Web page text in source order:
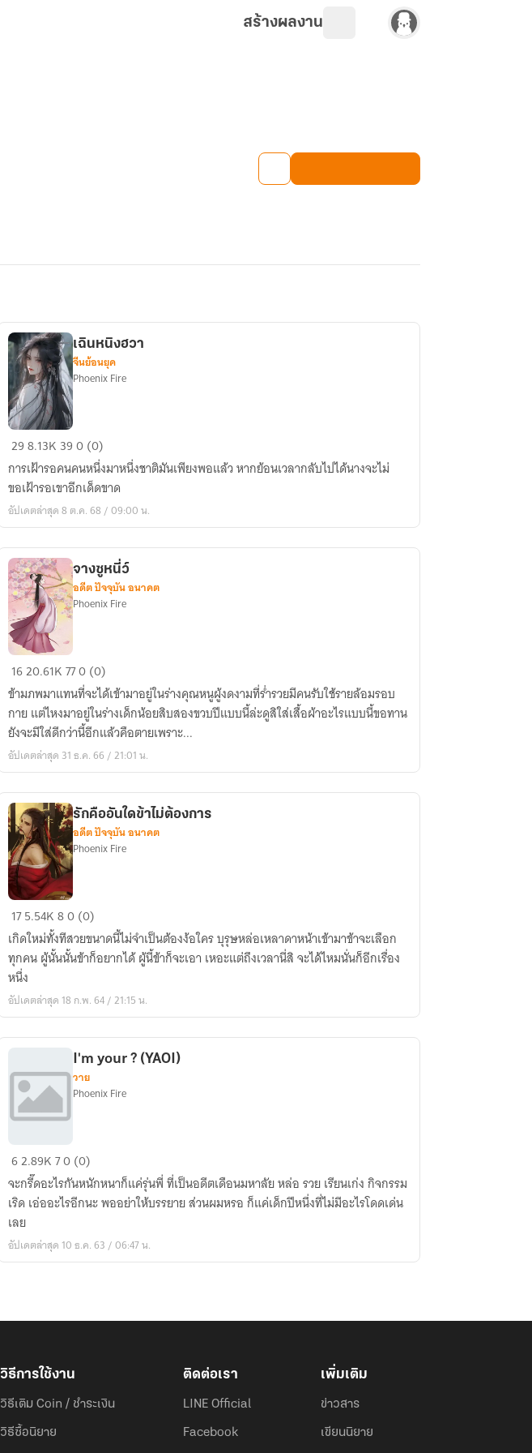
สร้างผลงาน
เฉิน
หนิงฮ
วา
เฉินหนิงฮวา
จีนย้อนยุค
Phoenix Fire
298.13K 390 (0)
การเฝ้ารอคนคนหนึ่งมาหนึ่งชาติมันเพียงพอแล้ว หากย้อนเวลากลับไปได้นางจะไม่
ขอเฝ้ารอเขาอีกเด็ดขาด
อัปเดตล่าสุด 8 ต.ค. 68 / 09:00 น.
จาง
ซู
หนี่
ว์
จางซูหนี่ว์
อดีต ปัจจุบัน อนาคต
Phoenix Fire
1620.61K770 (0)
ข้ามภพมาแทนที่จะได้เข้ามาอยู่ในร่างคุณหนูผู้งดงามที่ร่ำรวยมีคนรับใช้รายล้อมรอบ
กาย แต่ไหงมาอยู่ในร่างเด็กน้อยสิบสองขวบปีแบบนี้ล่ะดูสิใส่เสื้อผ้าอะไรแบบนี้ขอทาน
ยังจะมีใส่ดีกว่านี้อีกแล้วคือตายเพราะ...
อัปเดตล่าสุด 31 ธ.ค. 66 / 21:01 น.
รัก
คือ
อัน
ใด
ข้า
ไม่
รักคืออันใดข้าไม่ต้องการ
อดีต ปัจจุบัน อนาคต
Phoenix Fire
175.54K80 (0)
เกิดใหม่ทั้งทีสวยขนาดนี้ไม่จำเป็นต้องง้อใคร บุรุษหล่อเหลาดาหน้าเข้ามาข้าจะเลือก
ทุกคน ผู้นั้นนั้นข้าก็อยากได้ ผู้นี้ข้าก็จะเอา เหอะแต่ถึงเวลานี่สิ จะได้ไหมนั่นก็อีกเรื่อง
หนึ่ง
อัปเดตล่าสุด 18 ก.พ. 64 / 21:15 น.
I'm
your
?
(YAOI)
I'm your ? (YAOI)
วาย
Phoenix Fire
62.89K70 (0)
จะกรี๊ดอะไรกันหนักหนาก็แค่รุ่นพี่ ที่เป็นอดีตเดือนมหาลัย หล่อ รวย เรียนเก่ง กิจกรรม
เริด เอ่ออะไรอีกนะ พออย่าให้บรรยาย ส่วนผมหรอ ก็แค่เด็กปีหนึ่งที่ไม่มีอะไรโดดเด่น
เลย
อัปเดตล่าสุด 10 ธ.ค. 63 / 06:47 น.
วิธีการใช้งาน
วิธีเติม Coin / ชำระเงิน
วิธีซื้อนิยาย
ติดต่อเรา
LINE Official
Facebook
เพิ่มเติม
ข่าวสาร
เขียนนิยาย